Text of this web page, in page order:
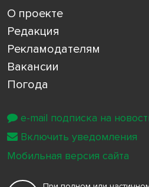
О проекте
Редакция
Рекламодателям
Вакансии
Погода
e-mail подписка на
Включить уведомления
Мобильная версия сайта